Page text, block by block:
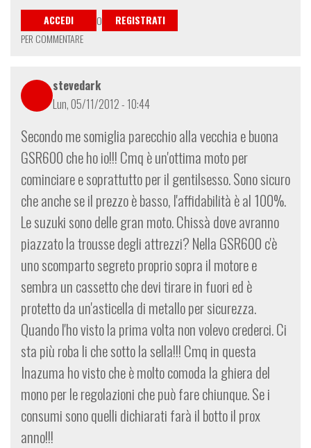
ACCEDI O
REGISTRATI
PER COMMENTARE
stevedark
Lun, 05/11/2012 - 10:44
Secondo me somiglia parecchio alla vecchia e buona
GSR600 che ho io!!! Cmq è un'ottima moto per
cominciare e soprattutto per il gentilsesso. Sono sicuro
che anche se il prezzo è basso, l'affidabilità è al 100%.
Le suzuki sono delle gran moto. Chissà dove avranno
piazzato la trousse degli attrezzi? Nella GSR600 c'è
uno scomparto segreto proprio sopra il motore e
sembra un cassetto che devi tirare in fuori ed è
protetto da un'asticella di metallo per sicurezza.
Quando l'ho visto la prima volta non volevo crederci. Ci
sta più roba li che sotto la sella!!! Cmq in questa
Inazuma ho visto che è molto comoda la ghiera del
mono per le regolazioni che può fare chiunque. Se i
consumi sono quelli dichiarati farà il botto il prox
anno!!!